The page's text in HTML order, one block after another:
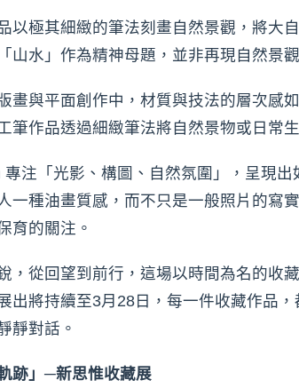
以極其細緻的筆法刻畫自然景觀，將大
山水」作為精神母題，並非再現自然景
畫與平面創作中，材質與技法的層次感
筆作品透過細緻筆法將自然景物或日常
注「光影、構圖、自然氛圍」，呈現
一種油畫質感，而不只是一般照片的
育的關注。
，從回望到前行，這場以時間為名的收
出將持續至3月28日，每一件收藏作品
靜對話。
軌跡」─新思惟收藏展